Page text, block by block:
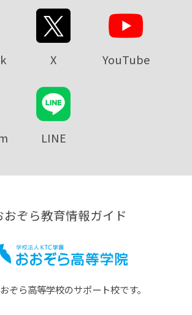
X YouTube
LINE
おぞら教育情報ガイド
ぞら⾼等学校のサポート校です。